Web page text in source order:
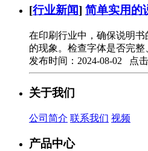
[行业新闻] 简单实用的
在印刷行业中，确保说明
的现象。检查字体是否完
发布时间：2024-08-02 点
关于我们
公司简介 联系我们 视频
产品中心